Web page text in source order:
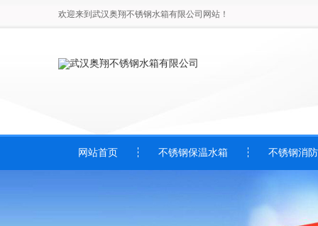
欢迎来到武汉奥翔不锈钢水箱有限公司网站！
网站首页 不锈钢保温水箱 不锈钢消